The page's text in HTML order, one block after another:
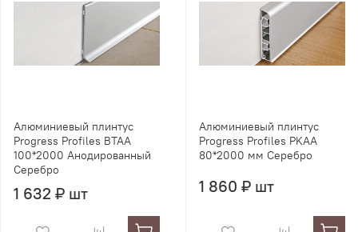
Алюминиевый плинтус
Progress Profiles BTAA
100*2000 Анодированный
Серебро
1 632 ₽ шт
Алюминиевый плинтус
Progress Profiles PKAA
80*2000 мм Серебро
1 860 ₽ шт